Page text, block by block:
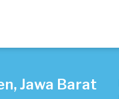
Jawa Barat